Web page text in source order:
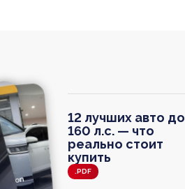
12 лучших авто до
160 л.с. — что
реально стоит
купить
.PDF